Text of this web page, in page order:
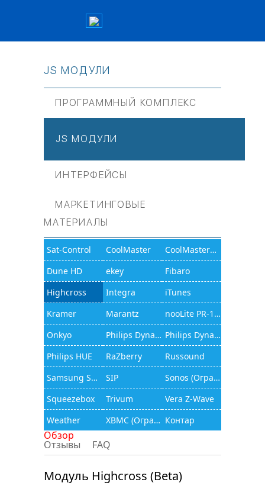
JS МОДУЛИ
ПРОГРАММНЫЙ КОМПЛЕКС
JS МОДУЛИ
ИНТЕРФЕЙСЫ
МАРКЕТИНГОВЫЕ
МАТЕРИАЛЫ
Sat-Control CoolMaster
CoolMasterNet
Dune HD
ekey
Fibaro
Highcross
Integra
iTunes
Kramer
Marantz
nooLite PR-1132
Onkyo
Philips Dynalite
Philips Dynalite (JAMware)
Philips HUE
RaZberry
Russound
Samsung Smart TV
SIP
Sonos (Ограниченный функционал)
Squeezebox
Trivum
Vera Z-Wave
Weather
XBMC (Ограниченный функционал) Контар
Обзор
Отзывы FAQ
Модуль Highcross (Beta)